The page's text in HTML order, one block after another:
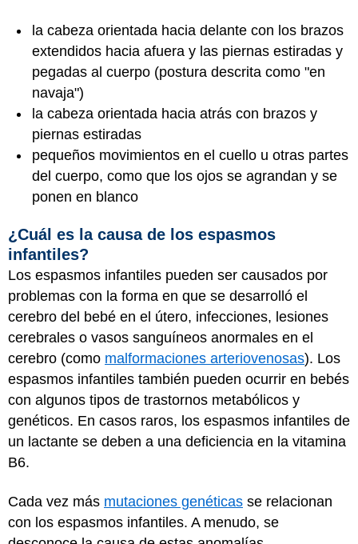
la cabeza orientada hacia delante con los brazos
extendidos hacia afuera y las piernas estiradas y
pegadas al cuerpo (postura descrita como "en
navaja")
la cabeza orientada hacia atrás con brazos y
piernas estiradas
pequeños movimientos en el cuello u otras partes
del cuerpo, como que los ojos se agrandan y se
ponen en blanco
¿Cuál es la causa de los espasmos
infantiles?
Los espasmos infantiles pueden ser causados por
problemas con la forma en que se desarrolló el
cerebro del bebé en el útero, infecciones, lesiones
cerebrales o vasos sanguíneos anormales en el
cerebro (como malformaciones arteriovenosas). Los
espasmos infantiles también pueden ocurrir en bebés
con algunos tipos de trastornos metabólicos y
genéticos. En casos raros, los espasmos infantiles de
un lactante se deben a una deficiencia en la vitamina
B6.
Cada vez más mutaciones genéticas se relacionan
con los espasmos infantiles. A menudo, se